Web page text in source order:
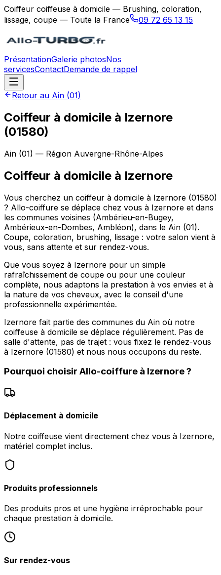
Coiffeur coiffeuse à domicile — Brushing, coloration,
lissage, coupe — Toute la France
09 72 65 13 15
PrésentationGalerie photosNos
servicesContactDemande de rappel
Retour au Ain (01)
Coiffeur à domicile à Izernore
(01580)
Ain (01) — Région Auvergne-Rhône-Alpes
Coiffeur à domicile à Izernore
Vous cherchez un coiffeur à domicile à Izernore (01580)
? Allo-coiffure se déplace chez vous à Izernore et dans
les communes voisines (Ambérieu-en-Bugey,
Ambérieux-en-Dombes, Ambléon), dans le Ain (01).
Coupe, coloration, brushing, lissage : votre salon vient à
vous, sans attente et sur rendez-vous.
Que vous soyez à Izernore pour un simple
rafraîchissement de coupe ou pour une couleur
complète, nous adaptons la prestation à vos envies et à
la nature de vos cheveux, avec le conseil d'une
professionnelle expérimentée.
Izernore fait partie des communes du Ain où notre
coiffeuse à domicile se déplace régulièrement. Pas de
salle d'attente, pas de trajet : vous fixez le rendez-vous
à Izernore (01580) et nous nous occupons du reste.
Pourquoi choisir Allo-coiffure à Izernore?
Déplacement à domicile
Notre coiffeuse vient directement chez vous à Izernore,
matériel complet inclus.
Produits professionnels
Des produits pros et une hygiène irréprochable pour
chaque prestation à domicile.
Sur rendez-vous